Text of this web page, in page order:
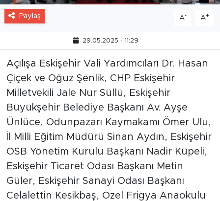
Paylaş A- A+
29.05.2025 - 11:29
Açılışa Eskişehir Vali Yardımcıları Dr. Hasan
Çiçek ve Oğuz Şenlik, CHP Eskişehir
Milletvekili Jale Nur Süllü, Eskişehir
Büyükşehir Belediye Başkanı Av. Ayşe
Ünlüce, Odunpazarı Kaymakamı Ömer Ulu,
İl Milli Eğitim Müdürü Sinan Aydın, Eskişehir
OSB Yönetim Kurulu Başkanı Nadir Küpeli,
Eskişehir Ticaret Odası Başkanı Metin
Güler, Eskişehir Sanayi Odası Başkanı
Celalettin Kesikbaş, Özel Frigya Anaokulu